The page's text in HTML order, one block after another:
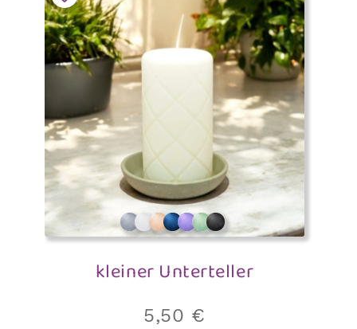
Die
Optionen
können
auf
der
Produktseite
gewählt
werden
kleiner Unterteller
5,50 €